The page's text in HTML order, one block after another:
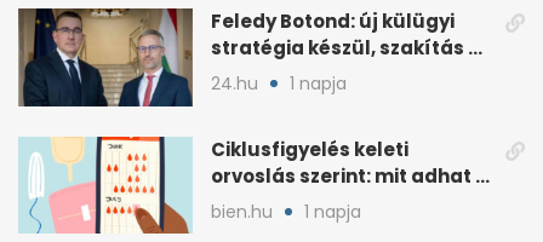
Feledy Botond: új külügyi
stratégia készül, szakítás a
MAGA-vonallal
24.hu 1 napja
Ciklusfigyelés keleti
orvoslás szerint: mit adhat a
menstruációs appok mellé?
bien.hu 1 napja